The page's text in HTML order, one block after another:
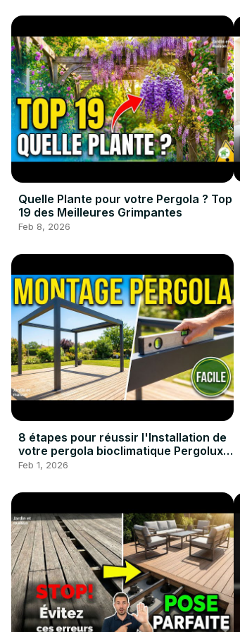
Quelle Plante pour votre Pergola ? Top
19 des Meilleures Grimpantes
Feb 8, 2026
8 étapes pour réussir l'Installation de
votre pergola bioclimatique Pergolux
#pergola #bricolage
Feb 1, 2026